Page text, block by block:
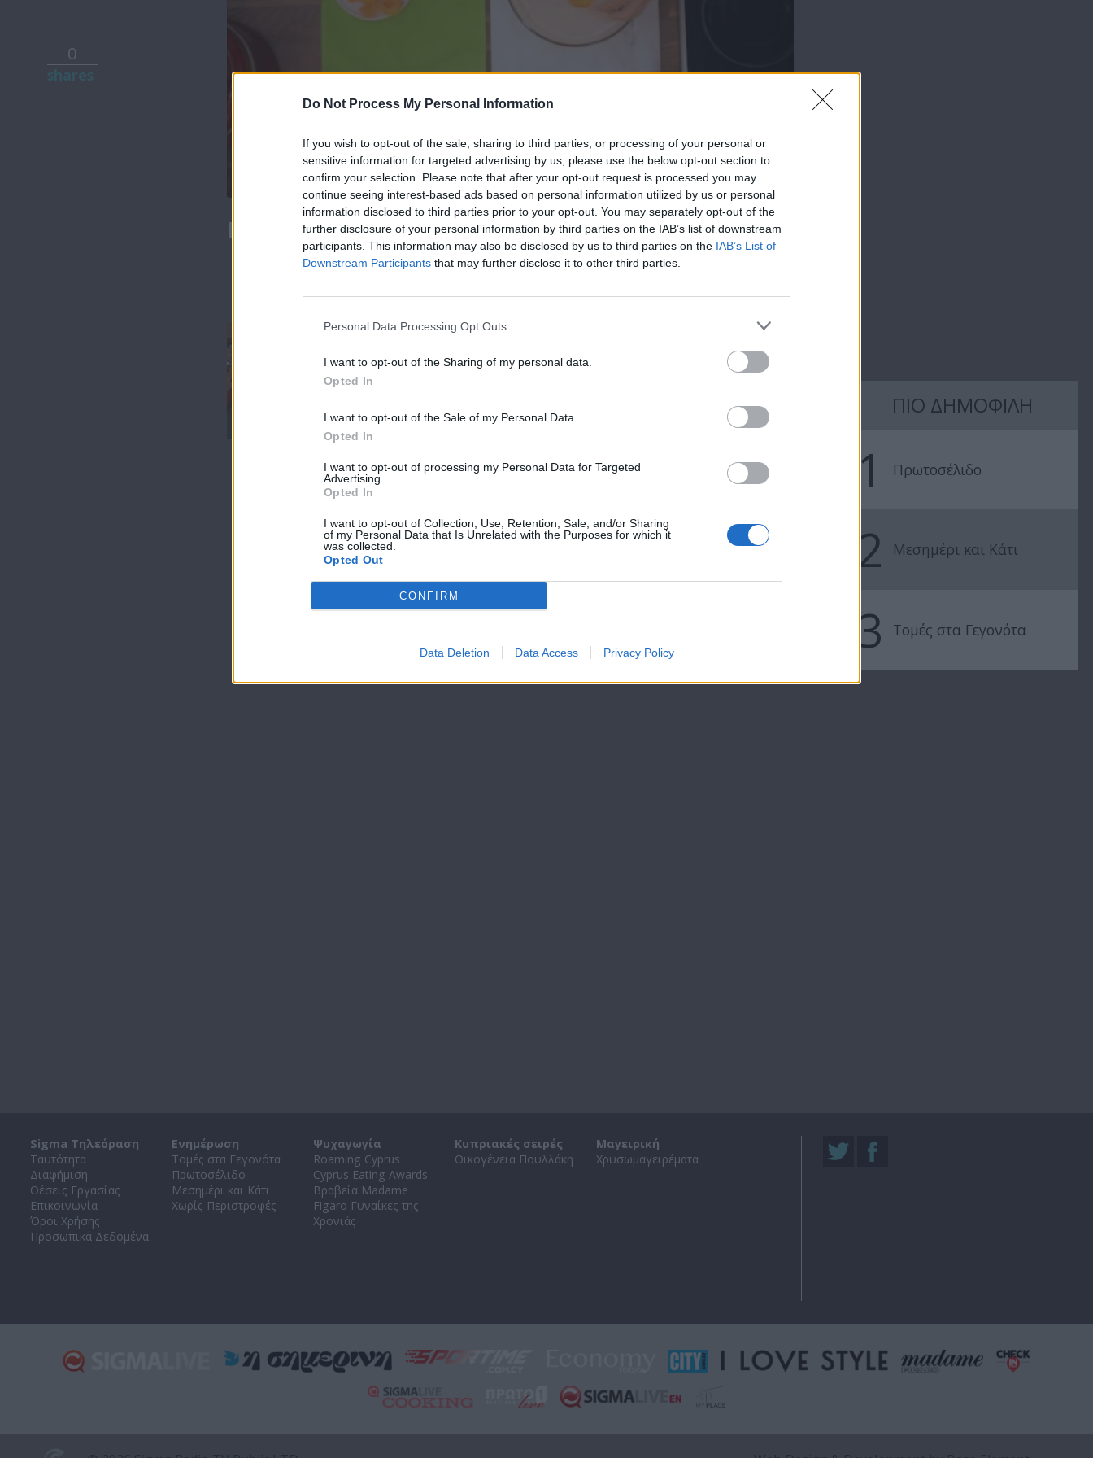
Do Not Process My Personal Information
If you wish to opt-out of the sale, sharing to third parties, or processing of your personal or
sensitive information for targeted advertising by us, please use the below opt-out section to
confirm your selection. Please note that after your opt-out request is processed you may
continue seeing interest-based ads based on personal information utilized by us or personal
information disclosed to third parties prior to your opt-out. You may separately opt-out of the
further disclosure of your personal information by third parties on the IAB’s list of downstream
participants. This information may also be disclosed by us to third parties on the IAB’s List of
Downstream Participants that may further disclose it to other third parties.
Personal Data Processing Opt Outs
I want to opt-out of the Sharing of my personal data.
Opted In
I want to opt-out of the Sale of my Personal Data.
Opted In
I want to opt-out of processing my Personal Data for Targeted
Advertising.
Opted In
I want to opt-out of Collection, Use, Retention, Sale, and/or Sharing
of my Personal Data that Is Unrelated with the Purposes for which it
was collected.
Opted Out
CONFIRM
Data Deletion Data Access Privacy Policy
0
Εύκολα & Σπιτικά επ. 73
Σπιτικά επ. 82
Σπιτικά επ. 80
Εύκολα &
Σπιτικά επ.
ΠΙΟ ΔΗΜΟΦΙΛΗ
1 Πρωτοσέλιδο
2 Μεσημέρι και Κάτι
3 Τομές στα Γεγονότα
Sigma Τηλεόραση
Ταυτότητα
Διαφήμιση
Θέσεις Εργασίας
Επικοινωνία
Όροι Χρήσης
Προσωπικά Δεδομένα
Ενημέρωση
Τομές στα Γεγονότα
Πρωτοσέλιδο
Μεσημέρι και Κάτι
Χωρίς Περιστροφές
Ψυχαγωγία
Roaming Cyprus
Cyprus Eating Awards
Βραβεία Madame
Figaro Γυναίκες της
Χρονιάς
Κυπριακές σειρές
Οικογένεια Πουλλάκη
Μαγειρική
Χρυσωμαγειρέματα